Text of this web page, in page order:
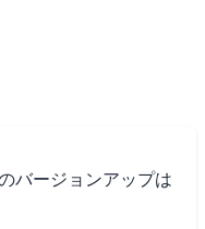
バージョンアップは